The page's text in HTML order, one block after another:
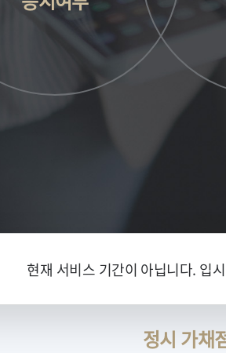
현재 서비스 기간이 아닙니다. 입
정시 가채